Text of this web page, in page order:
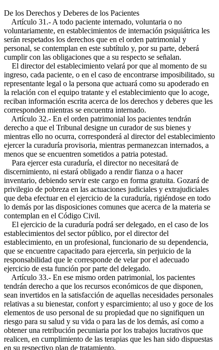
De los Derechos y Deberes de los Pacientes
Artículo 31.- A todo paciente internado, voluntaria o no
voluntariamente, en establecimientos de internación psiquiátrica les
serán respetados los derechos que en el orden patrimonial y
personal, se contemplan en este subtítulo y, por su parte, deberá
cumplir con las obligaciones que a su respecto se señalan.
El director del establecimiento velará por que al momento de su
ingreso, cada paciente, o en el caso de encontrarse imposibilitado, su
representante legal o la persona que actuará como su apoderado en
la relación con el equipo tratante y el establecimiento que lo acoge,
reciban información escrita acerca de los derechos y deberes que les
corresponden mientras se encuentra internado.
Artículo 32.- En el orden patrimonial los pacientes tendrán
derecho a que el Tribunal designe un curador de sus bienes y
mientras ello no ocurra, corresponderá al director del establecimiento
ejercer la curaduría provisoria, mientras permanezcan internados, a
menos que se encuentren sometidos a patria potestad.
Para ejercer esta curaduría, el director no necesitará de
discernimiento, ni estará obligado a rendir fianza o a hacer
inventario, debiendo servir este cargo en forma gratuita. Gozará de
privilegio de pobreza en las actuaciones judiciales y extrajudiciales
que deba efectuar en el ejercicio de la curaduría, rigiéndose en todo
lo demás por las disposiciones comunes que acerca de la materia se
contemplan en el Código Civil.
El ejercicio de la curaduría podrá ser delegado, en el caso de los
establecimientos del sector público, por el director del
establecimiento, en un profesional, funcionario de su dependencia,
que se encuentre capacitado para ejercerla, sin perjuicio de la
responsabilidad que le corresponde de velar por el adecuado
ejercicio de esta función por parte del delegado.
Artículo 33.- En ese mismo orden patrimonial, los pacientes
tendrán derecho a que los recursos económicos de que disponen,
sean invertidos en la satisfacción de aquellas necesidades personales
relativas a su bienestar, confort y esparcimiento; al uso y goce de los
elementos de uso personal de su propiedad que no signifiquen un
riesgo para su salud y su vida o para las de los demás, así como a
obtener una retribución pecuniaria por los trabajos lucrativos que
realicen, en cumplimiento de las terapias que les han sido dispuestas
en su respectivo plan de tratamiento.